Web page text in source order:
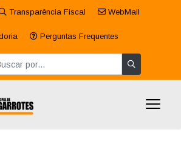
Transparência Fiscal WebMail
Perguntas Frequentes